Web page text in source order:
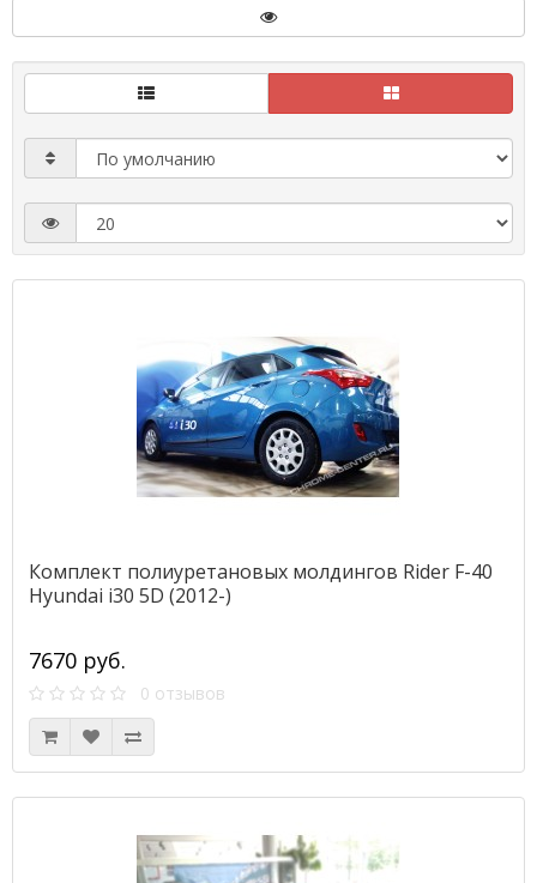
Комплект полиуретановых молдингов Rider F-40
Hyundai i30 5D (2012-)
7670 руб.
0 отзывов